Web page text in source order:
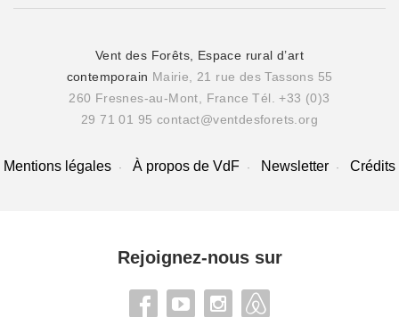
Vent des Forêts, Espace rural d’art
contemporain Mairie, 21 rue des Tassons 55
260 Fresnes-au-Mont, France Tél. +33 (0)3
29 71 01 95 contact@ventdesforets.org
Mentions légales À propos de VdF Newsletter Crédits
Rejoignez-nous sur